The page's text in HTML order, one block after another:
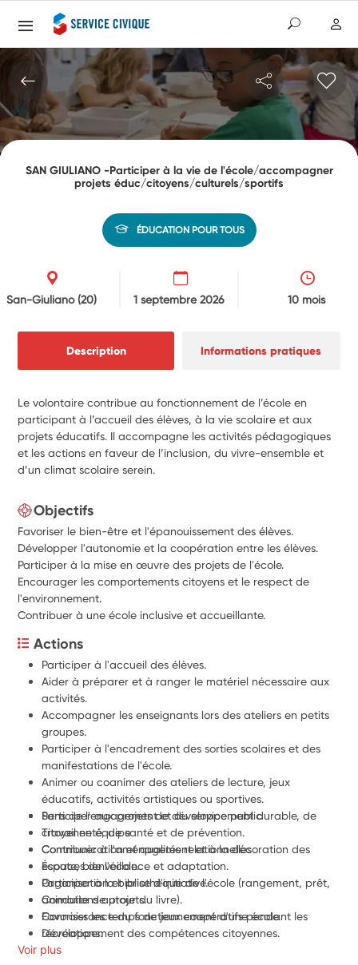
SAN GIULIANO -Participer à la vie de l'école/accompagner
projets éduc/citoyens/culturels/sportifs
ÉDUCATION POUR TOUS
San-Giuliano(20) 1 septembre 2026 10 mois
Description Informations pratiques
Le volontaire contribue au fonctionnement de l’école en
participant à l’accueil des élèves, à la vie scolaire et aux
projets éducatifs. Il accompagne les activités pédagogiques
et les actions en faveur de l’inclusion, du vivre-ensemble et
d’un climat scolaire serein.
Objectifs
Favoriser le bien-être et l'épanouissement des élèves.
Développer l'autonomie et la coopération entre les élèves.
Participer à la mise en œuvre des projets de l'école.
Encourager les comportements citoyens et le respect de
l'environnement.
Contribuer à une école inclusive et accueillante.
Actions
Participer à l'accueil des élèves.
Aider à préparer et à ranger le matériel nécessaire aux
activités.
Accompagner les enseignants lors des ateliers en petits
groupes.
Participer à l'encadrement des sorties scolaires et des
manifestations de l'école.
Animer ou coanimer des ateliers de lecture, jeux
éducatifs, activités artistiques ou sportives.
Participer aux projets de développement durable, de
citoyenneté, de santé et de prévention.
Contribuer à l'aménagement et à la décoration des
espaces de l'école.
Participer à la bibliothèque de l'école (rangement, prêt,
animations autour du livre).
Favoriser les temps de jeux coopératifs pendant les
récréations.
Aider à valoriser les productions et les projets des élèves.
Sens de l'engagement et du service public
Travail en équipe
Communication et qualités relationnelles
Écoute, bienveillance et adaptation.
Organisation et prise d'initiative.
Conduite de projets.
Connaissance du fonctionnement d'une école.
Développement des compétences citoyennes.
Voir plus